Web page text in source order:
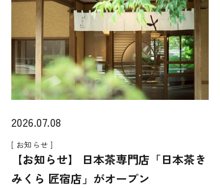
2026.07.08
[ お知らせ ]
【お知らせ】 日本茶専門店「日本茶き
みくら 匠宿店」がオープン